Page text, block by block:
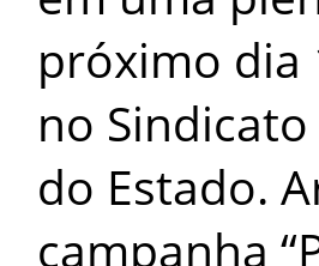
próximo dia
no
do Estado.
campanha